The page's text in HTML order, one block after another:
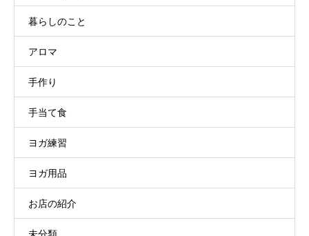
暮らしのこと
アロマ
手作り
手当て食
ヨガ練習
ヨガ用品
お店の紹介